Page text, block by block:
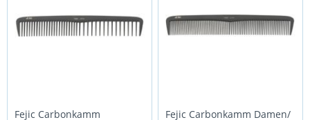
Fejic Carbonkamm
Fejic Carbonkamm Damen/